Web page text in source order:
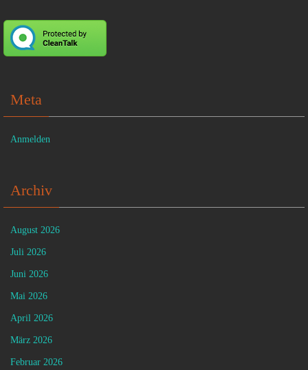
Meta
Anmelden
Archiv
August 2026
Juli 2026
Juni 2026
Mai 2026
April 2026
März 2026
Februar 2026